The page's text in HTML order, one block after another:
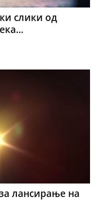
слики од
лансирање на